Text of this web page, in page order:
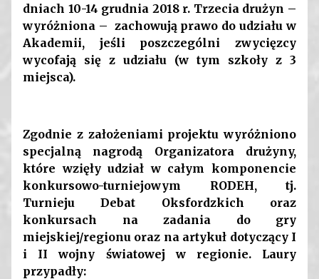
dniach 10-14 grudnia 2018 r. Trzecia drużyn –
wyróżniona – zachowują prawo do udziału w
Akademii, jeśli poszczególni zwycięzcy
wycofają się z udziału (w tym szkoły z 3
miejsca).
Zgodnie z założeniami projektu wyróżniono
specjalną nagrodą Organizatora drużyny,
które wzięły udział w całym komponencie
konkursowo-turniejowym RODEH, tj.
Turnieju Debat Oksfordzkich oraz
konkursach na zadania do gry
miejskiej/regionu oraz na artykuł dotyczący I
i II wojny światowej w regionie. Laury
przypadły: